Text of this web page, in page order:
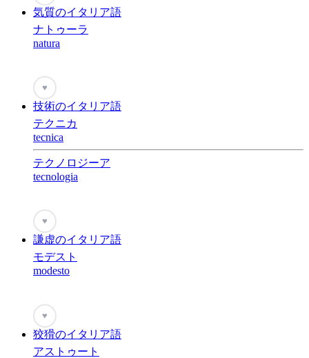
気質のイタリア語
ナトゥーラ
natura
♥
技術のイタリア語
テクニカ
tecnica
テクノロジーア
tecnologia
♥
謙虚のイタリア語
モデスト
modesto
♥
狡猾のイタリア語
アストゥート